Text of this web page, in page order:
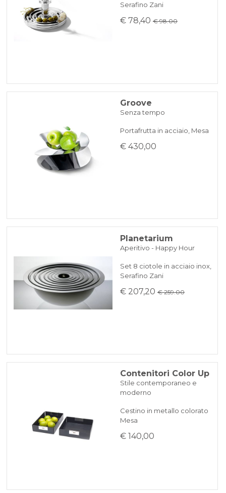
Serafino Zani
€ 78,40 € 98.00
Groove
Senza tempo
Portafrutta in acciaio, Mesa
€ 430,00
Planetarium
Aperitivo - Happy Hour
Set 8 ciotole in acciaio inox,
Serafino Zani
€ 207,20 € 259.00
Contenitori Color Up
Stile contemporaneo e
moderno
Cestino in metallo colorato
Mesa
€ 140,00